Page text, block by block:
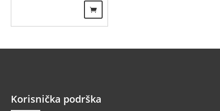
Korisnička podrška